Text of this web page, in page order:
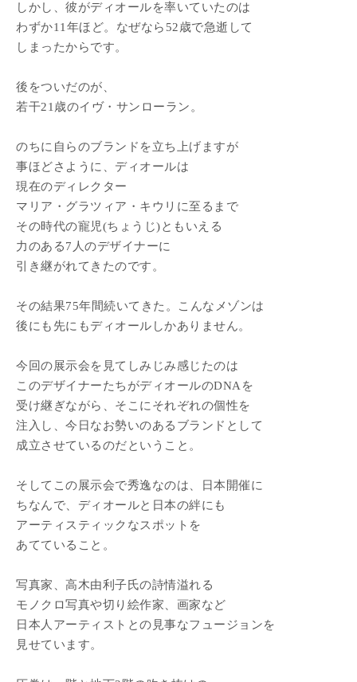
しかし、彼がディオールを率いていたのは
わずか11年ほど。なぜなら52歳で急逝して
しまったからです。
後をついだのが、
若干21歳のイヴ・サンローラン。
のちに自らのブランドを立ち上げますが
事ほどさように、ディオールは
現在のディレクター
マリア・グラツィア・キウリに至るまで
その時代の寵児(ちょうじ)ともいえる
力のある7人のデザイナーに
引き継がれてきたのです。
その結果75年間続いてきた。こんなメゾンは
後にも先にもディオールしかありません。
今回の展示会を見てしみじみ感じたのは
このデザイナーたちがディオールのDNAを
受け継ぎながら、そこにそれぞれの個性を
注入し、今日なお勢いのあるブランドとして
成立させているのだということ。
そしてこの展示会で秀逸なのは、日本開催に
ちなんで、ディオールと日本の絆にも
アーティスティックなスポットを
あてていること。
写真家、高木由利子氏の詩情溢れる
モノクロ写真や切り絵作家、画家など
日本人アーティストとの見事なフュージョンを
見せています。